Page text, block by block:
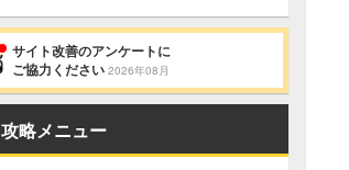
サイト改善のアンケートに
ご協力ください 2026年08月
攻略メニュー